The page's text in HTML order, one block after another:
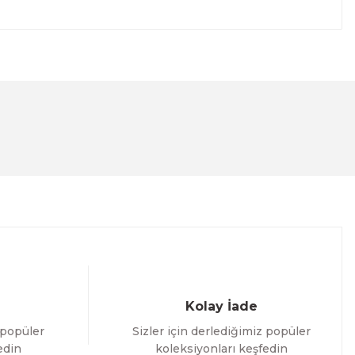
Kolay İade
Sizler için derlediğimiz popüler
koleksiyonları keşfedin